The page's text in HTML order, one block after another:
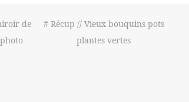
de
# Récup // Vieux bouquins pots
plantes vertes